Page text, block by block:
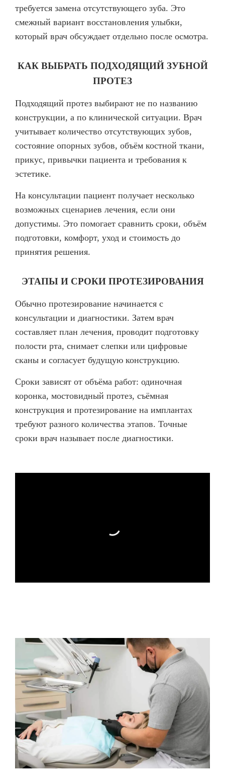
требуется замена отсутствующего зуба. Это
смежный вариант восстановления улыбки,
который врач обсуждает отдельно после осмотра.
КАК ВЫБРАТЬ ПОДХОДЯЩИЙ ЗУБНОЙ
ПРОТЕЗ
Подходящий протез выбирают не по названию
конструкции, а по клинической ситуации. Врач
учитывает количество отсутствующих зубов,
состояние опорных зубов, объём костной ткани,
прикус, привычки пациента и требования к
эстетике.
На консультации пациент получает несколько
возможных сценариев лечения, если они
допустимы. Это помогает сравнить сроки, объём
подготовки, комфорт, уход и стоимость до
принятия решения.
ЭТАПЫ И СРОКИ ПРОТЕЗИРОВАНИЯ
Обычно протезирование начинается с
консультации и диагностики. Затем врач
составляет план лечения, проводит подготовку
полости рта, снимает слепки или цифровые
сканы и согласует будущую конструкцию.
Сроки зависят от объёма работ: одиночная
коронка, мостовидный протез, съёмная
конструкция и протезирование на имплантах
требуют разного количества этапов. Точные
сроки врач называет после диагностики.